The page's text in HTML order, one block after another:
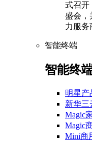
式召开
盛会，
力服务
智能终端
智能终
明星产
新华三
Magic
Magic
Mini商